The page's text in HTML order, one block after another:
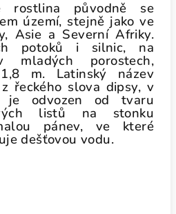
rostlina původně se
území, stejně jako ve
Asie a Severní Afriky.
potoků i silnic, na
porostech,
m. Latinský název
řeckého slova dipsy, v
je odvozen od tvaru
listů na stonku
pánev, ve které
dešťovou vodu.